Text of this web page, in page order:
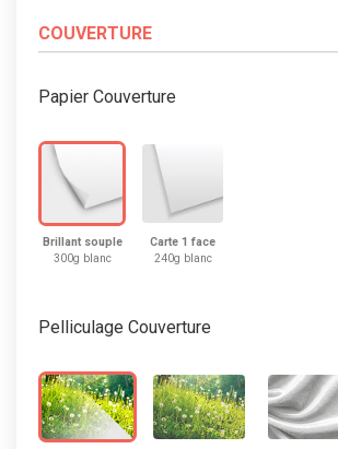
COUVERTURE
Papier Couverture
Brillant souple
300g blanc
Carte 1 face
240g blanc
Pelliculage Couverture